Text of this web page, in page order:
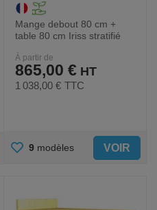
Mange debout 80 cm +
table 80 cm Iriss stratifié
À partir de
865,00 €
1 038,00 € TTC
AJOUTER
9 modèles VOIR